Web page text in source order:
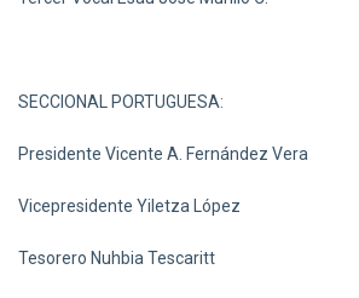
SECCIONAL PORTUGUESA:
Presidente Vicente A. Fernández Vera
Vicepresidente Yiletza López
Tesorero Nuhbia Tescaritt